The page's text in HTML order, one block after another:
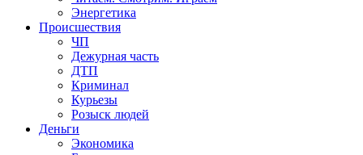
Энергетика
Происшествия
ЧП
Дежурная часть
ДТП
Криминал
Курьезы
Розыск людей
Деньги
Экономика